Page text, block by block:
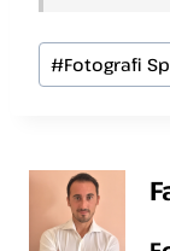
Tag
articolo:
#Fotografi